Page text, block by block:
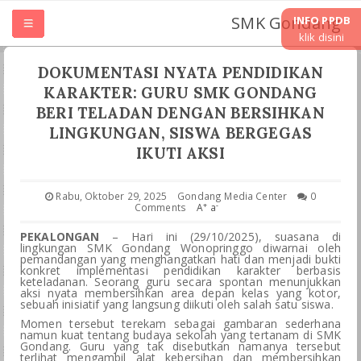
INFO PPDB
klik disini
SMK Gondang
HOME
TENTANG SMK
JURUSAN
LASKURIN
TEFA & WIRAUSAHA
PKL PRAKRIN
DOKUMENTASI NYATA PENDIDIKAN
KARAKTER: GURU SMK GONDANG
BERI TELADAN DENGAN BERSIHKAN
LINGKUNGAN, SISWA BERGEGAS
IKUTI AKSI
Rabu, Oktober 29, 2025 Gondang Media Center
0
Comments
A+ a-
PEKALONGAN – Hari ini (29/10/2025), suasana di
lingkungan SMK Gondang Wonopringgo diwarnai oleh
pemandangan yang menghangatkan hati dan menjadi bukti
konkret implementasi pendidikan karakter berbasis
keteladanan. Seorang guru secara spontan menunjukkan
aksi nyata membersihkan area depan kelas yang kotor,
sebuah inisiatif yang langsung diikuti oleh salah satu siswa.
Momen tersebut terekam sebagai gambaran sederhana
namun kuat tentang budaya sekolah yang tertanam di SMK
Gondang. Guru yang tak disebutkan namanya tersebut
terlihat mengambil alat kebersihan dan membersihkan